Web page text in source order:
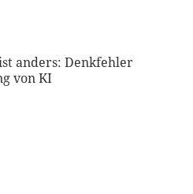
anders: Denkfehler
von KI